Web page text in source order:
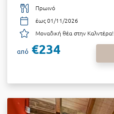
Πρωινό
έως 01/11/2026
Μοναδική θέα στην Καλντέρα!
από €234